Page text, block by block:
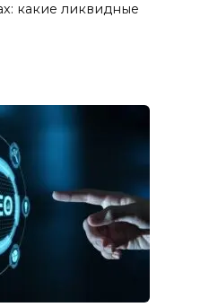
какие ликвидные